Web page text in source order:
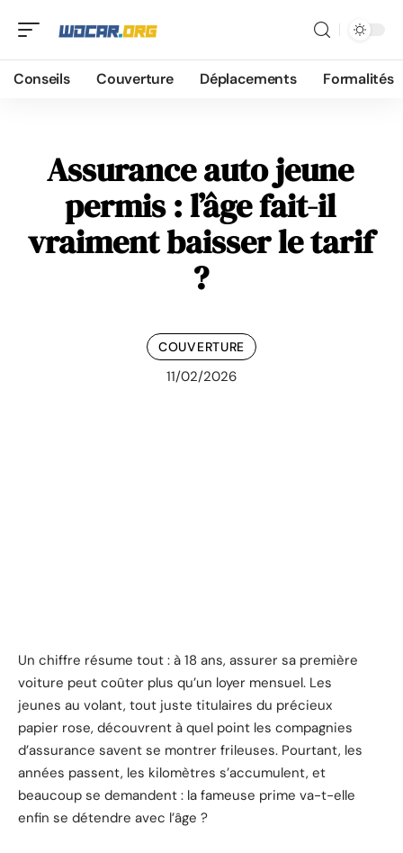
Conseils Couverture Déplacements Formalités
Assurance auto jeune
permis : l’âge fait-il
vraiment baisser le tarif
?
COUVERTURE
11/02/2026
Un chiffre résume tout : à 18 ans, assurer sa première
voiture peut coûter plus qu’un loyer mensuel. Les
jeunes au volant, tout juste titulaires du précieux
papier rose, découvrent à quel point les compagnies
d’assurance savent se montrer frileuses. Pourtant, les
années passent, les kilomètres s’accumulent, et
beaucoup se demandent : la fameuse prime va-t-elle
enfin se détendre avec l’âge ?